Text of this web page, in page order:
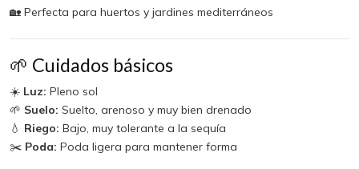
🏡 Perfecta para huertos y jardines mediterráneos
🌱 Cuidados básicos
☀️ Luz: Pleno sol
🌱 Suelo: Suelto, arenoso y muy bien drenado
💧 Riego: Bajo, muy tolerante a la sequía
✂️ Poda: Poda ligera para mantener forma